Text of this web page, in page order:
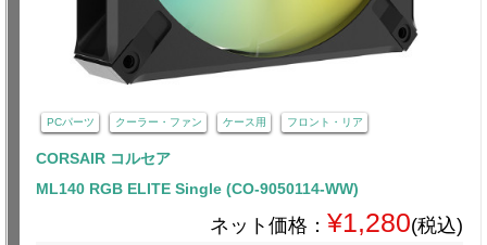
PCパーツ クーラー・ファン ケース用 フロント・リア
CORSAIR コルセア
ML140 RGB ELITE Single (CO-9050114-WW)
ネット価格： ¥1,280(税込)